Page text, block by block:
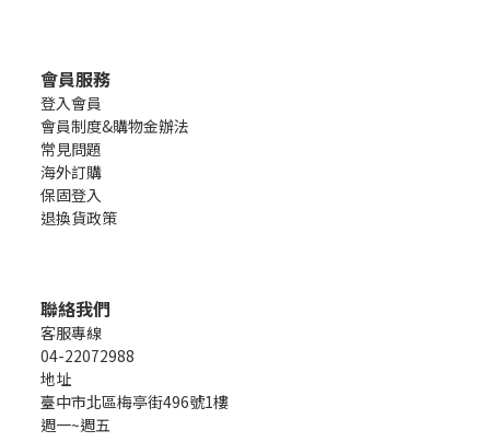
會員服務
登入會員
會員制度&購物金辦法
常見問題
海外訂購
保固登入
退換貨政策
聯絡我們
客服專線
04-22072988
地址
臺中市北區梅亭街496號1樓
週一~週五